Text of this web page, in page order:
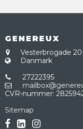
GENEREUX
Vesterbrogade
Danmark
27222395
CVR-nummer:
Sitemap